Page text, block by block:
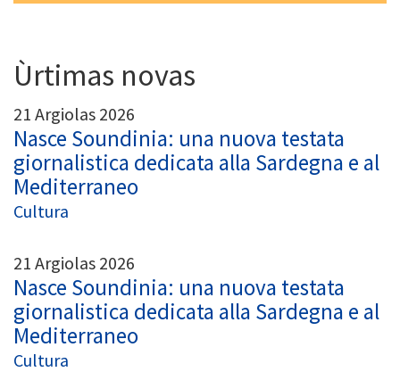
Ùrtimas novas
21 Argiolas 2026
Nasce Soundinia: una nuova testata
giornalistica dedicata alla Sardegna e al
Mediterraneo
Cultura
21 Argiolas 2026
Nasce Soundinia: una nuova testata
giornalistica dedicata alla Sardegna e al
Mediterraneo
Cultura